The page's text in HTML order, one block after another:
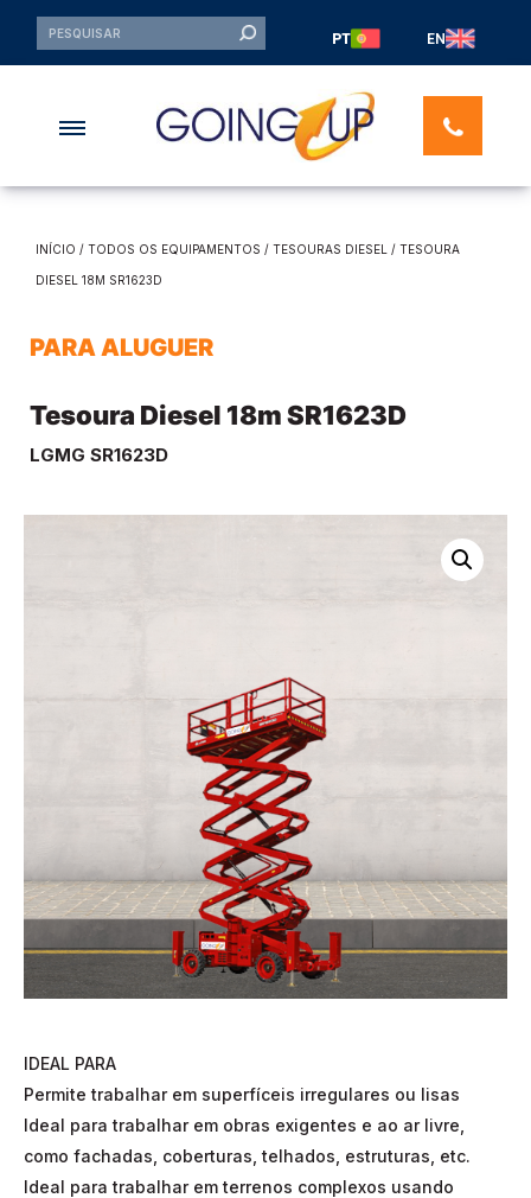
PT EN
INÍCIO / TODOS OS EQUIPAMENTOS / TESOURAS DIESEL / TESOURA
DIESEL 18M SR1623D
PARA ALUGUER
Tesoura Diesel 18m SR1623D
LGMG SR1623D
IDEAL PARA
Permite trabalhar em superfíceis irregulares ou lisas
Ideal para trabalhar em obras exigentes e ao ar livre,
como fachadas, coberturas, telhados, estruturas, etc.
Ideal para trabalhar em terrenos complexos usando